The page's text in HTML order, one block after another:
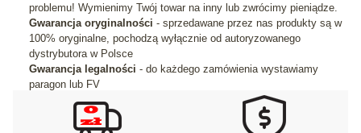
problemu! Wymienimy Twój towar na inny lub zwrócimy pieniądze.
Gwarancja oryginalności - sprzedawane przez nas produkty są w
100% oryginalne, pochodzą wyłącznie od autoryzowanego
dystrybutora w Polsce
Gwarancja legalności - do każdego zamówienia wystawiamy
paragon lub FV